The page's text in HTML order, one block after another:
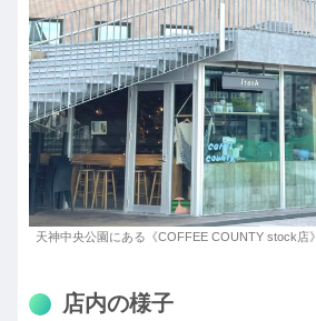
天神中央公園にある《COFFEE COUNTY stock店》
店内の様子